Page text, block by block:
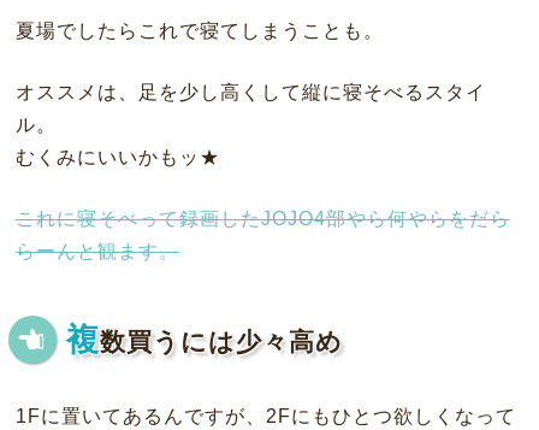
夏場でしたらこれで寝てしまうことも。
オススメは、足を少し高くして縦に寝そべるスタイ
ル。
むくみにいいかもッ★
これに寝そべって録画したJOJO4部やら何やらをだら
らーんと観ます。
複数買うには少々高め
1Fに置いてあるんですが、2Fにもひとつ欲しくなって